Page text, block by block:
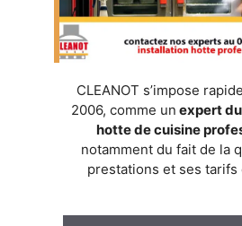
CLEANOT s’impose
2006, comme un expert
hotte de cuisine
notamment du fait de la
prestations et ses tarifs